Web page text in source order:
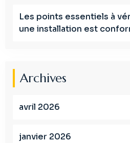
Les points essentiels à
une installation est
Archives
avril 2026
janvier 2026